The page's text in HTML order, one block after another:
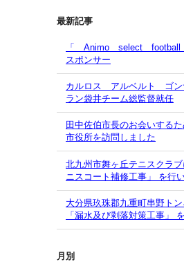
最新記事
「 Animo select
スポンサー
カルロス アルベルト ゴン
ラン袋井チーム総監督就任
田中佐伯市長のお会いする
市役所を訪問しました
北九州市舞ヶ丘テニスク
ニスコート補修工事」 を行い
大分県玖珠郡九重町串野
「漏水及び剥落対策工事」
月別